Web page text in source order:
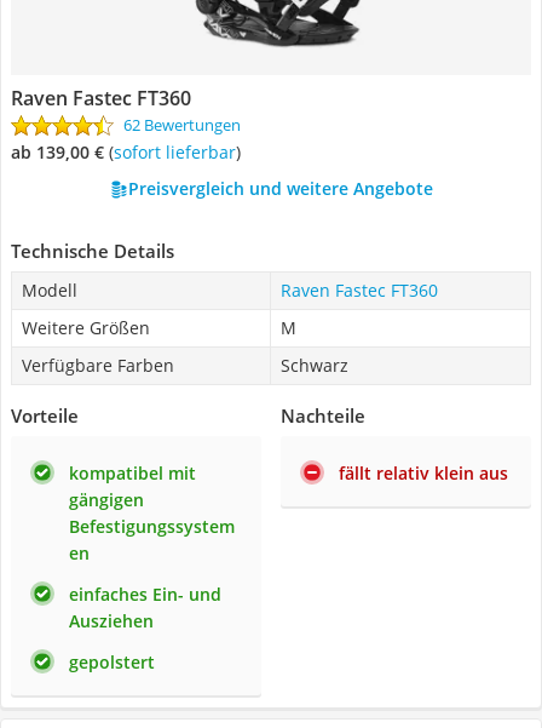
Raven Fastec FT360
62 Bewertungen
ab 139,00 € ( Sofort lieferbar)
Preisvergleich und weitere Angebote
Technische Details
Modell
Raven Fastec FT360
Weitere Größen
M
Verfügbare Farben
Schwarz
Vorteile
kompatibel mit
gängigen
Befestigungssystem
en
einfaches Ein- und
Ausziehen
gepolstert
Nachteile
fällt relativ klein aus